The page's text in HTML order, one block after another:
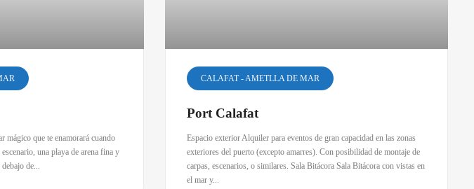
mágico que te enamorará cuando
una playa de arena fina y
de...
CALAFAT - AMETLLA DE MAR
Port Calafat
Espacio exterior Alquiler para eventos de gran capacidad en las zonas
exteriores del puerto (excepto amarres). Con posibilidad de montaje de
carpas, escenarios, o similares. Sala Bitácora Sala Bitácora con vistas en
el mar y...